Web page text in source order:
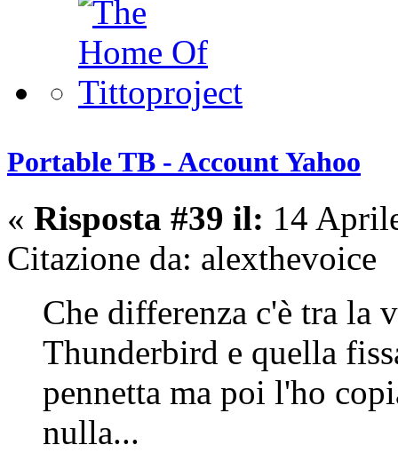
Portable TB - Account Yahoo
« Risposta #39 il: 14
Citazione da: alexthevoice
Che differenza c'è tra la
Thunderbird e quella
pennetta ma poi l'ho
nulla...